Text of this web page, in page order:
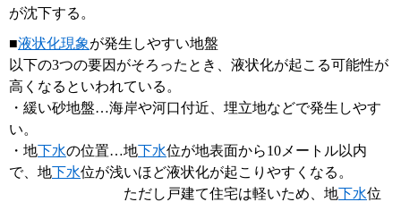
が沈下する。
■液状化現象が発生しやすい地盤
以下の3つの要因がそろったとき、液状化が起こる可能性が
高くなるといわれている。
・緩い砂地盤…海岸や河口付近、埋立地などで発生しやす
い。
・地下水の位置…地下水位が地表面から10メートル以内
で、地下水位が浅いほど液状化が起こりやすくなる。
ただし戸建て住宅は軽いため、地下水位